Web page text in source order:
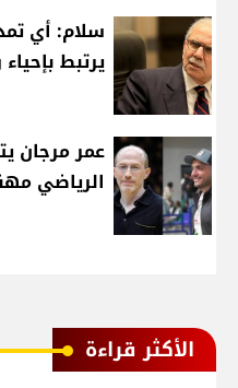
سلام: أي
يرتبط
عمر مرجان
الرياضي
الأكثر قراءة